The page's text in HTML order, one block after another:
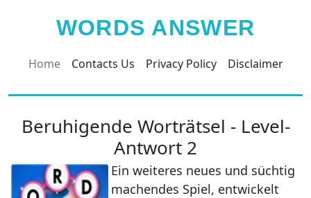
WORDS ANSWER
Home Contacts Us Privacy Policy Disclaimer
Beruhigende Worträtsel - Level-
Antwort 2
Ein weiteres neues und süchtig
machendes Spiel, entwickelt